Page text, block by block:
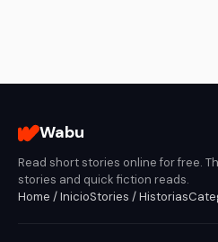
Wabu
Read short stories online for free.
stories and quick fiction reads.
Home / InicioStories / Historias